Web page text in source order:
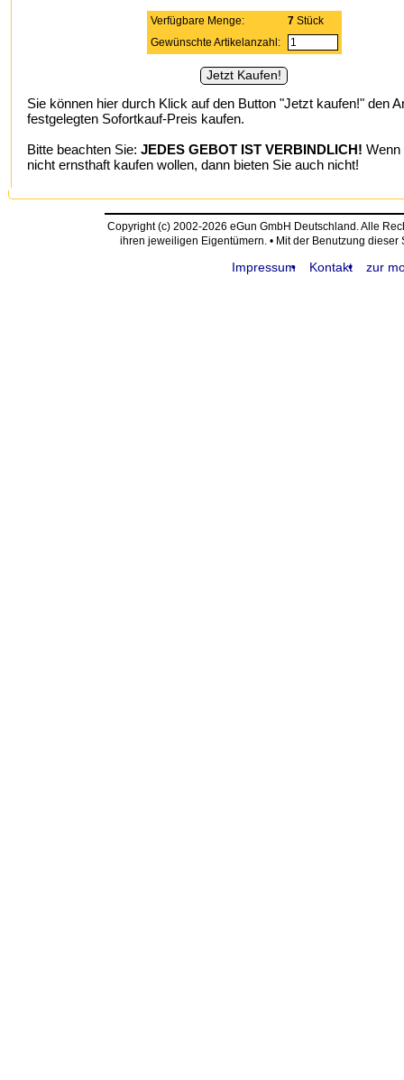
Verfügbare Menge: 7Stück
Gewünschte Artikelanzahl:
Sie können hier durch Klick auf den Button "Jetzt kaufen!" den
festgelegten Sofortkauf-Preis kaufen.
Bitte beachten Sie: JEDES GEBOT IST VERBINDLICH! Wenn
nicht ernsthaft kaufen wollen, dann bieten Sie auch nicht!
Copyright (c) 2002-2026 eGun GmbH Deutschland. Alle
ihren jeweiligen Eigentümern. • Mit der Benutzung
Impressum Kontakt zur